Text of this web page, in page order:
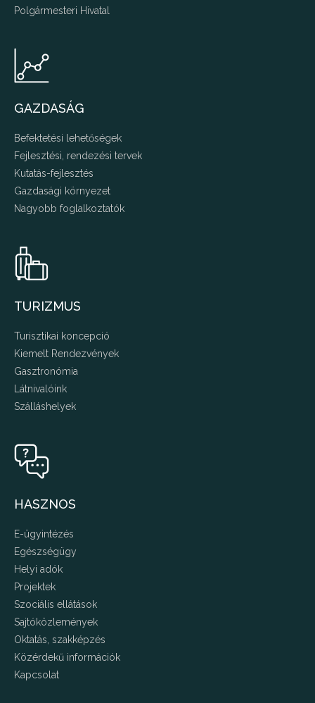
Polgármesteri Hivatal
GAZDASÁG
Befektetési lehetőségek
Fejlesztési, rendezési tervek
Kutatás-fejlesztés
Gazdasági környezet
Nagyobb foglalkoztatók
TURIZMUS
Turisztikai koncepció
Kiemelt Rendezvények
Gasztronómia
Látnivalóink
Szálláshelyek
HASZNOS
E-ügyintézés
Egészségügy
Helyi adók
Projektek
Szociális ellátások
Sajtóközlemények
Oktatás, szakképzés
Közérdekű információk
Kapcsolat